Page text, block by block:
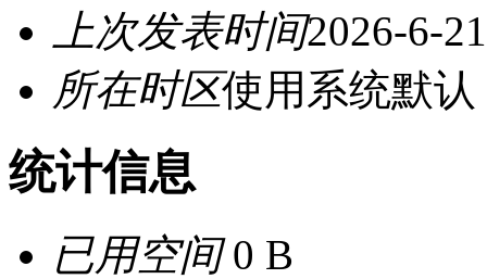
上次发表时间2026-6-
所在时区使用系统默认
统计信息
已用空间0 B